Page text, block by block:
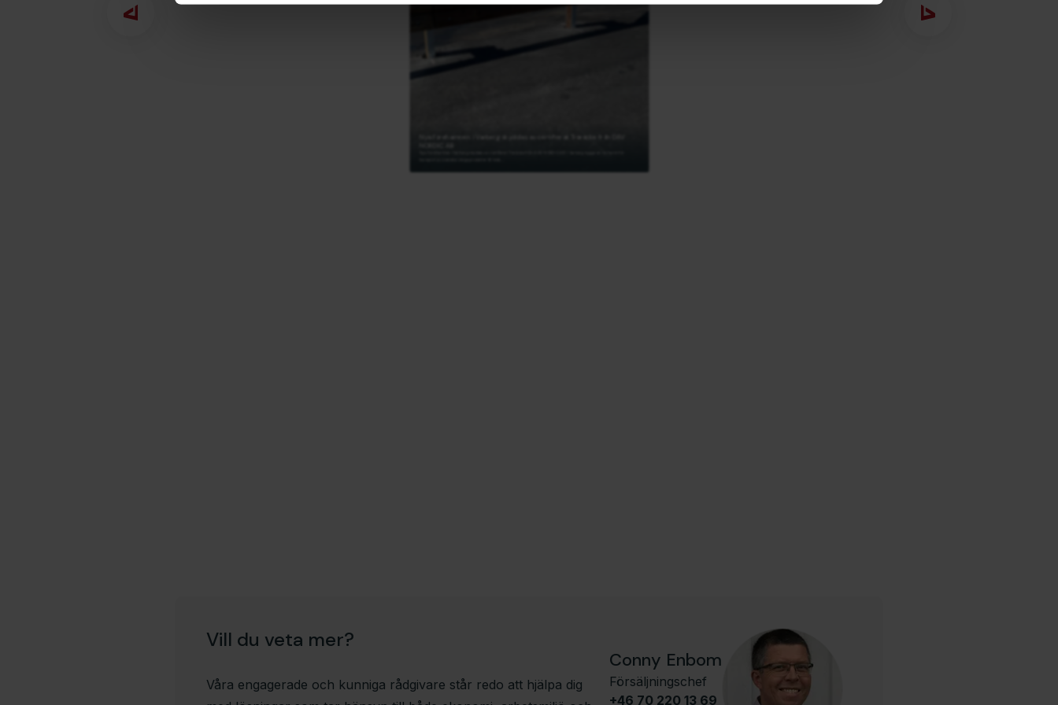
Vill du veta mer?
Våra engagerade och kunniga rådgivare står redo att hjälpa dig
Conny Enbom
Försäljningschef
+46 70 220 13 69